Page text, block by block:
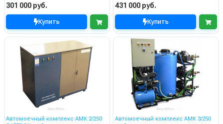
301 000 руб.
Купить
431 000 руб.
Купить
Автомоечный комплекс АМК 2/250
Автомоечный комплекс АМК 3/250